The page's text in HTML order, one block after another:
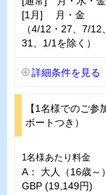
[1月] 月・金
（4/12・27、7/
31、1/1を除く）
詳細条件を見る
【1名様でのご
ボートつき）
1名様あたり料金
A： 大人（16歳～
GBP (19,149円)